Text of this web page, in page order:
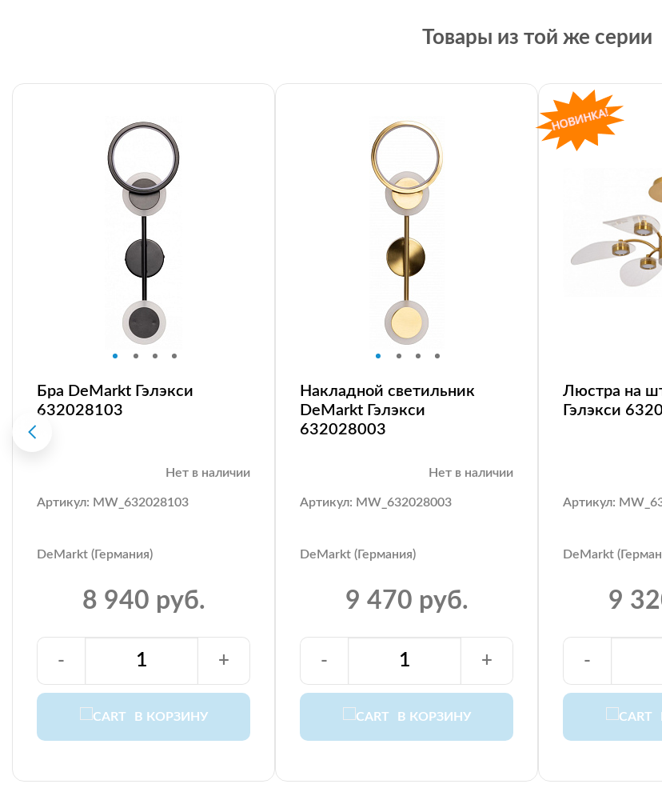
Товары из той же серии
Бра DeMarkt Гэлэкси
632028103
Нет в наличии
Артикул: MW_632028103
DeMarkt (Германия)
8 940 руб.
В КОРЗИНУ
- +
Накладной светильник
DeMarkt Гэлэкси
632028003
Нет в наличии
Артикул: MW_632028003
DeMarkt (Германия)
9 470 руб.
В КОРЗИНУ
- +
Люстра на
Гэлэкси
Артикул:
DeMarkt
9
-